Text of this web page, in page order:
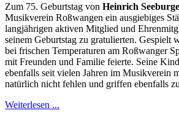
Zum 75. Geburtstag von Heinrich
Musikverein Roßwangen ein ausgiebiges
langjährigen aktiven Mitglied und
seinem Geburtstag zu gratulierten. Gespielt
bei frischen Temperaturen am Roßwanger
mit Freunden und Familie feierte. Seine
ebenfalls seit vielen Jahren im Musikverein
natürlich nicht fehlen und griffen ebenfalls
Weiterlesen ...